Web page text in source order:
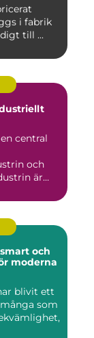
i fabrik
till ...
central
och
är
moderna
blivit ett
som